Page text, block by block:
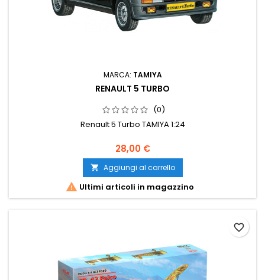
MARCA: TAMIYA
RENAULT 5 TURBO
(0)
Renault 5 Turbo TAMIYA 1:24
28,00 €
 Aggiungi al carrello
 Ultimi articoli in magazzino
favorite_border